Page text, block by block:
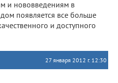
и нововведениям в
появляется все больше
и доступного
27 января 2012 г. 12:30